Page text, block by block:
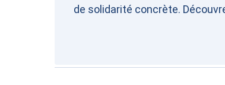
de solidarité concrète.